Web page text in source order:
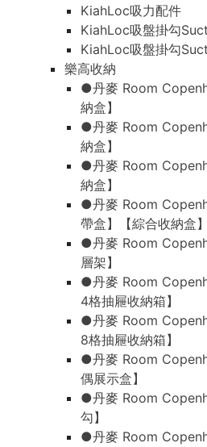
KiahLoc吸力配件
KiahLoc吸盤掛勾
KiahLoc吸盤掛勾
樂高收納
●丹麥 Room
納盒】
●丹麥 Room
納盒】
●丹麥 Room
納盒】
●丹麥 Room
帶盒】【綜合收納盒】
●丹麥 Room
層架】
●丹麥 Room
4格抽屜收納箱】
●丹麥 Room
8格抽屜收納箱】
●丹麥 Room
偶展示盒】
●丹麥 Room
勾】
●丹麥 Room